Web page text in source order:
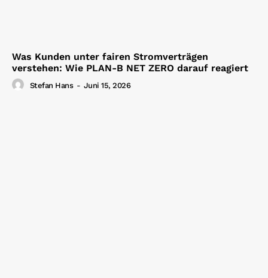
Was Kunden unter fairen Stromverträgen
verstehen: Wie PLAN-B NET ZERO darauf reagiert
Stefan Hans - Juni 15, 2026